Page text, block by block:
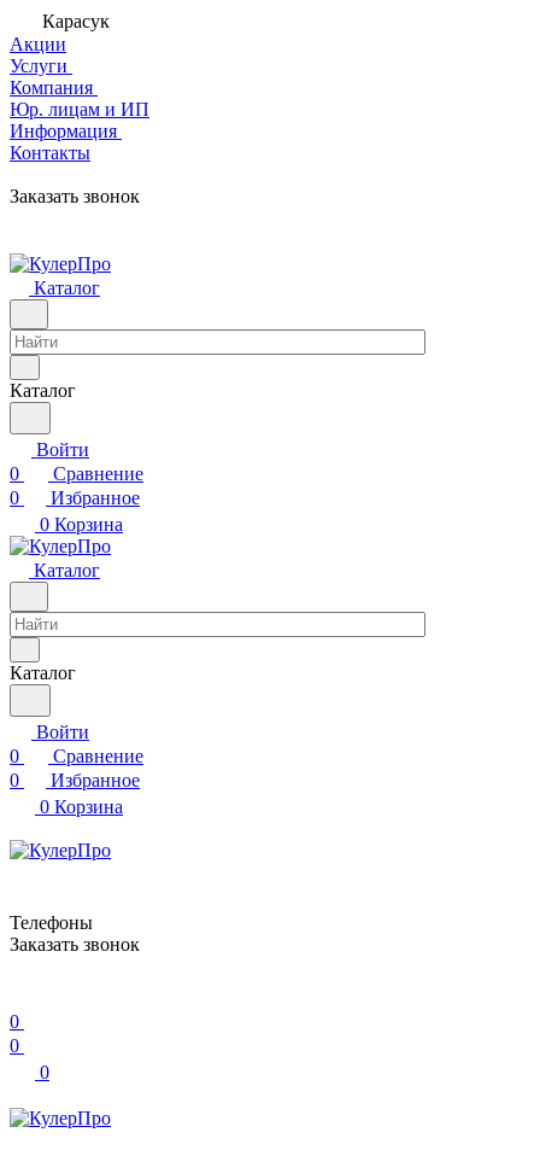
Карасук
Акции
Услуги
Компания
Юр. лицам и ИП
Информация
Контакты
Заказать звонок
Каталог
Каталог
Войти
0
Сравнение
0
Избранное
0 Корзина
Каталог
Каталог
Войти
0
Сравнение
0
Избранное
0 Корзина
Телефоны
Заказать звонок
0
0
0